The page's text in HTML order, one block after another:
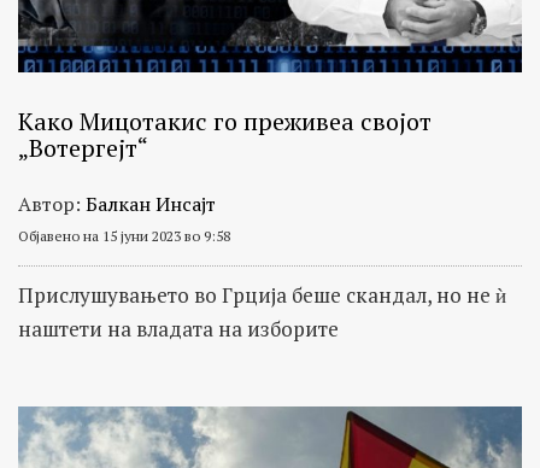
Како Мицотакис го преживеа својот
„Вотергејт“
Автор: Балкан Инсајт
Објавено на 15 јуни 2023 во 9:58
Прислушувањето во Грција беше скандал, но не ѝ
наштети на владата на изборите